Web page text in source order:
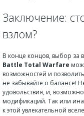
Заключение:
взлом?
В конце концов, выбор за
Battle Total Warfare
возможностей и
не забывайте о балансе!
удовольствия, и,
модификаций. Так или
к этой увлекательной